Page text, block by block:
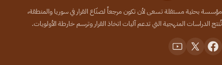
مؤسسة بحثية مستقلة تسعى لأن تكون مرجعاً لصنّاع القرار في سوريا والمنطقة،
تُنتج الدراسات المنهجية التي تدعم آليات اتخاذ القرار وترسم خارطة الأولويات.